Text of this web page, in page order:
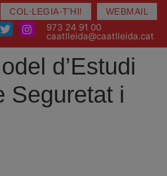
COL·LEGIA-T'HI!
WEBMAIL
973 24 91 00
caatlleida@caatlleida.cat
d’Estudi
Seguretat i